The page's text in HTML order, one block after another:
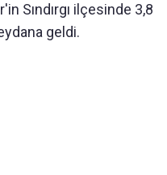
Sındırgı ilçesinde 3,8
geldi.